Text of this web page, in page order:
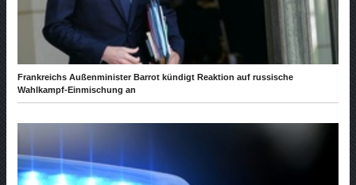
Frankreichs Außenminister Barrot kündigt Reaktion auf russische
Wahlkampf-Einmischung an